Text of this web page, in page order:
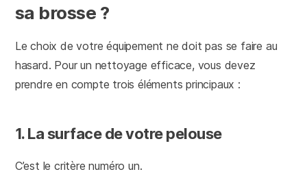
sa brosse ?
Le choix de votre équipement ne doit pas se faire au
hasard. Pour un nettoyage efficace, vous devez
prendre en compte trois éléments principaux :
1. La surface de votre pelouse
C’est le critère numéro un.